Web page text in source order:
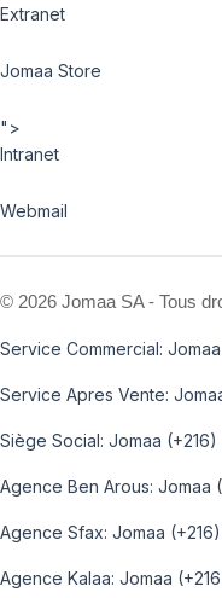
Extranet
Jomaa Store
">
Intranet
Webmail
© 2026 Jomaa SA - Tous
Service Commercial:
Service Apres Vente:
Siège Social: Jomaa (+216)
Agence Ben Arous: Jomaa
Agence Sfax: Jomaa
Agence Kalaa: Jomaa